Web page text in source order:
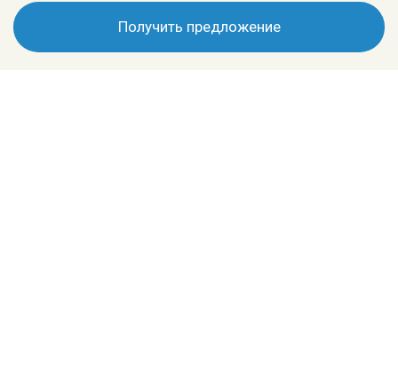
Получить предложение